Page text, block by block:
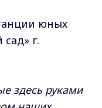
юных
г.
здесь руками